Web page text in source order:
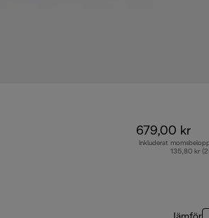
679,00 kr
Inkluderat
135,80 kr